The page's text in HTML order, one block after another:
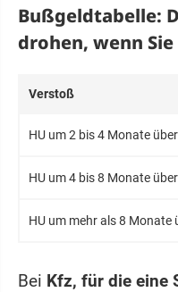
Bußgeldtabelle:
drohen, wenn
Verstoß
HU um 2 bis 4 Monate
HU um 4 bis 8 Monate
HU um mehr als 8 Monate
Bei Kfz, für die eine